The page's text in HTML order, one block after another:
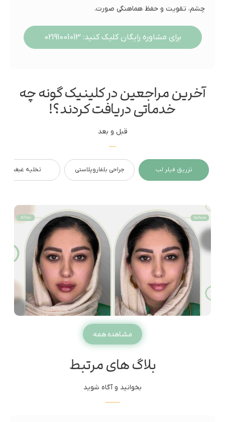
چشم، تقویت و حفظ هماهنگی صورت.
برای مشاوره رایگان کلیک کنید: 02191001013
آخرین مراجعین در کلینیک گونه چه
خدماتی دریافت کردند؟!
قبل و بعد
تزریق فیلر لب جراحی بلفاروپلاستی تخلیه غبغب
مشاهده همه
بلاگ های مرتبط
بخوانید و آگاه شوید